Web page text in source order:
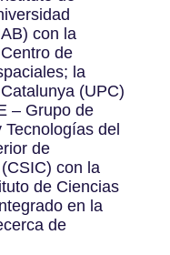
con la
de
la
(UPC)
– Grupo de
del
de
con la
de Ciencias
en la
de